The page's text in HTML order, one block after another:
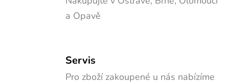
a Opavě
Servis
Pro zboží zakoupené u nás nabízíme